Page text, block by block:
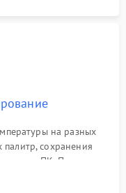
на разных
палитр, сохранения
на ПК. Проверка
качества.